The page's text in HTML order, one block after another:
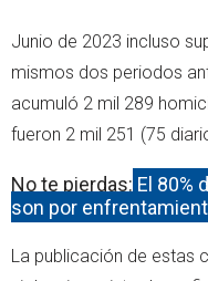
Junio de 2023 incluso
mismos dos periodos
acumuló 2 mil 289
fueron 2 mil 251 (75
No te pierdas: El 80%
son por
La publicación de estas